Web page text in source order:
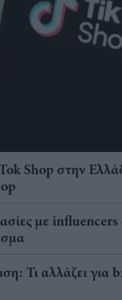
Shop στην
με
Τι αλλάζει για